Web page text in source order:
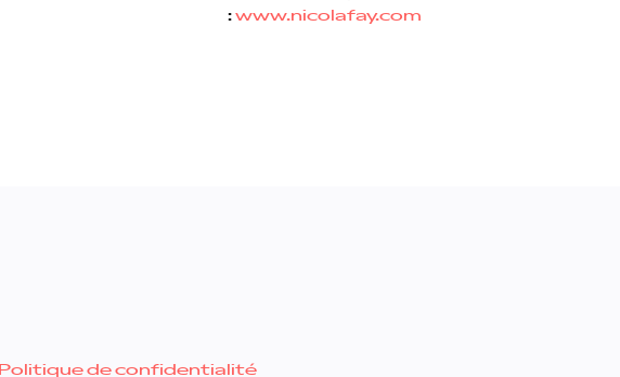
: www.nicolafay.com
Politique de confidentialité